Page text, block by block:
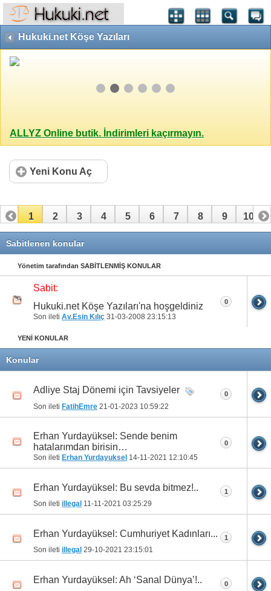
Hukuki.net Köşe Yazıları
ALLYZ Online butik. İndirimleri kaçırmayın.
Yeni Konu Aç
1 2 3 4 5 6 7 8 9 10
11 12 13
Sabitlenen konular
Yönetim tarafından SABİTLENMİŞ KONULAR
Sabit:
Hukuki.net Köşe Yazıları'na hoşgeldiniz
Son ileti Av.Esin Kılıç 31-03-2008 23:15:13
0
YENİ KONULAR
Konular
Adliye Staj Dönemi için Tavsiyeler
Son ileti FatihEmre 21-01-2023 10:59:22
0
Erhan Yurdayüksel: Sende benim
hatalarımdan birisin…
Son ileti Erhan Yurdayuksel 14-11-2021 12:10:45
0
Erhan Yurdayüksel: Bu sevda bitmez!..
Son ileti illegal 11-11-2021 03:25:29
1
Erhan Yurdayüksel: Cumhuriyet Kadınları...
Son ileti illegal 29-10-2021 23:15:01
1
Erhan Yurdayüksel: Ah ‘Sanal Dünya’!.. 0